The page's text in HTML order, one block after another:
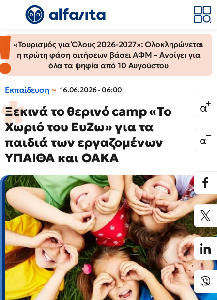
«Τουρισμός για Όλους 2026-2027»: Ολοκληρώνεται
η πρώτη φάση αιτήσεων βάσει ΑΦΜ – Ανοίγει για
όλα τα ψηφία από 10 Αυγούστου
Εκπαίδευση 16.06.2026 - 06:00
Ξεκινά το θερινό camp «Το
Χωριό του ΕυΖω» για τα
παιδιά των εργαζομένων
ΥΠΑΙΘΑ και ΟΑΚΑ